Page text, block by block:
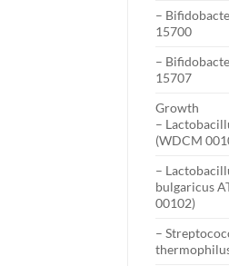
–
15700
–
15707
Growth
–
(WDCM
–
bulgaricus
00102)
–